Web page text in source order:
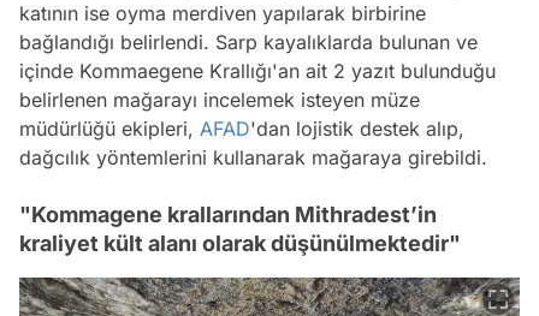
katının ise oyma merdiven yapılarak birbirine
bağlandığı belirlendi. Sarp kayalıklarda bulunan ve
içinde Kommaegene Krallığı'an ait 2 yazıt bulunduğu
belirlenen mağarayı incelemek isteyen müze
müdürlüğü ekipleri, AFAD'dan lojistik destek alıp,
dağcılık yöntemlerini kullanarak mağaraya girebildi.
"Kommagene krallarından Mithradest’in
kraliyet kült alanı olarak düşünülmektedir"